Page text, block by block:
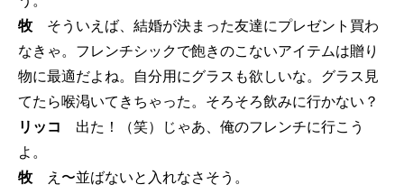
牧そういえば、結婚が決まった友達にプレゼント買わ
なきゃ。フレンチシックで飽きのこないアイテムは贈り
物に最適だよね。自分用にグラスも欲しいな。グラス見
てたら喉渇いてきちゃった。そろそろ飲みに行かない？
リッコ
出た！（笑）じゃあ、俺のフレンチに行こう
よ。
牧え〜並ばないと入れなさそう。